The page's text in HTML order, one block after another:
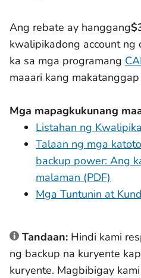
Ang rebate ay hanggang
kwalipikadong account ng
ka sa mga programang
maaari kang
Mga mapagkukunang
Listahan ng
Talaan ng mga
backup power: Ang
malaman (PDF)
Mga Tuntunin at
Tandaan: Hindi kami
ng backup na kuryente
kuryente. Magbibigay